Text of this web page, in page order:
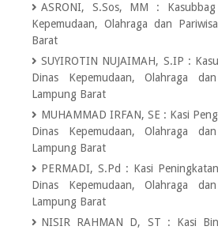
ASRONI, S.Sos, MM :
Kepemudaan, Olahraga dan
Barat
SUYIROTIN NUJAIMAH, S.IP :
Dinas Kepemudaan, Olahraga
Lampung Barat
MUHAMMAD IRFAN, SE : Kasi
Dinas Kepemudaan, Olahraga
Lampung Barat
PERMADI, S.Pd : Kasi
Dinas Kepemudaan, Olahraga
Lampung Barat
NISIR RAHMAN D, ST
:
Kasi